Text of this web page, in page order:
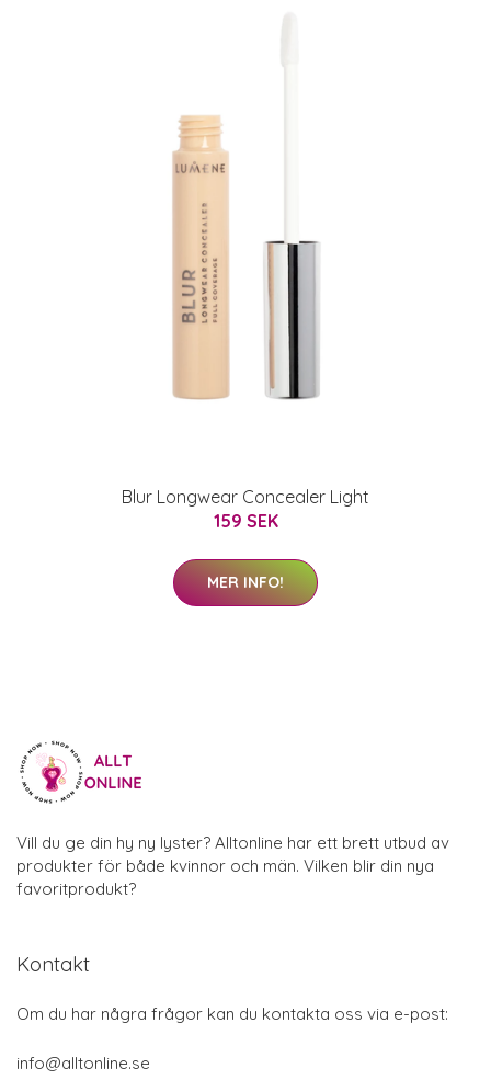
Blur Longwear Concealer Light
159 SEK
MER INFO!
Vill du ge din hy ny lyster? Alltonline har ett brett utbud av
produkter för både kvinnor och män. Vilken blir din nya
favoritprodukt?
Kontakt
Om du har några frågor kan du kontakta oss via e-post:
info@alltonline.se